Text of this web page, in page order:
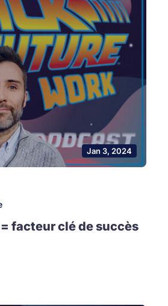
Jan 3, 2024
= facteur clé de succès